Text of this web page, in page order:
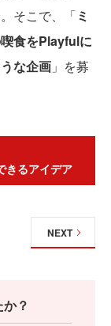
そこで、「ミ
食をPlayfulに
な企画 」を募
きるアイデア
NEXT
？